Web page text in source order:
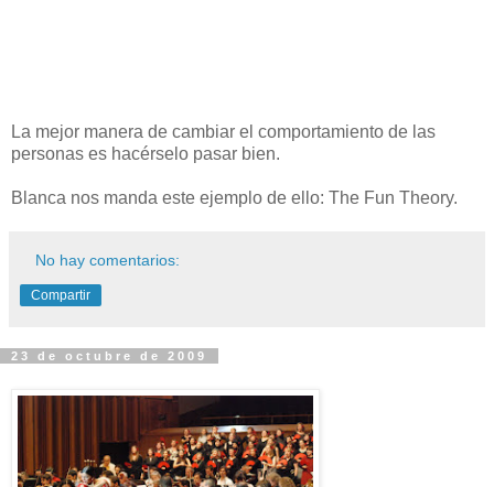
La mejor manera de cambiar el comportamiento de las
personas es hacérselo pasar bien.
Blanca nos manda este ejemplo de ello: The Fun Theory.
No hay comentarios:
Compartir
23 de octubre de 2009